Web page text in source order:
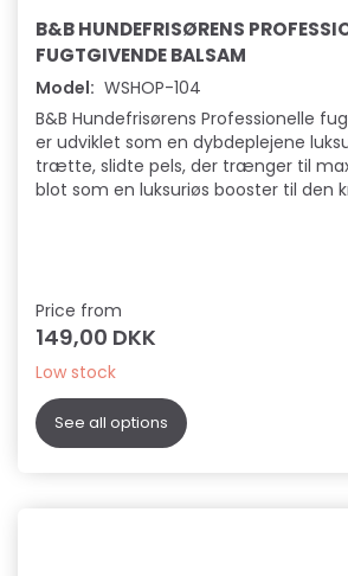
B&B HUNDEFRISØRENS
FUGTGIVENDE BALSAM
Model: WSHOP-104
B&B Hundefrisørens Professionelle
er udviklet som en dybdeplejene
trætte, slidte pels, der trænger til
blot som en luksuriøs booster til den
Price from
149,00 DKK
Low stock
See all options